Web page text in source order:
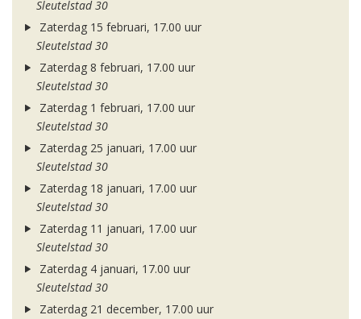
Sleutelstad 30
Zaterdag 15 februari, 17.00 uur
Sleutelstad 30
Zaterdag 8 februari, 17.00 uur
Sleutelstad 30
Zaterdag 1 februari, 17.00 uur
Sleutelstad 30
Zaterdag 25 januari, 17.00 uur
Sleutelstad 30
Zaterdag 18 januari, 17.00 uur
Sleutelstad 30
Zaterdag 11 januari, 17.00 uur
Sleutelstad 30
Zaterdag 4 januari, 17.00 uur
Sleutelstad 30
Zaterdag 21 december, 17.00 uur